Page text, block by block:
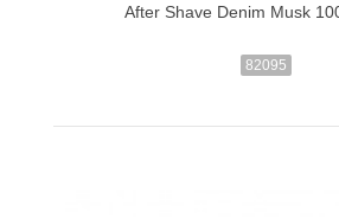
After Shave Denim Musk
82095